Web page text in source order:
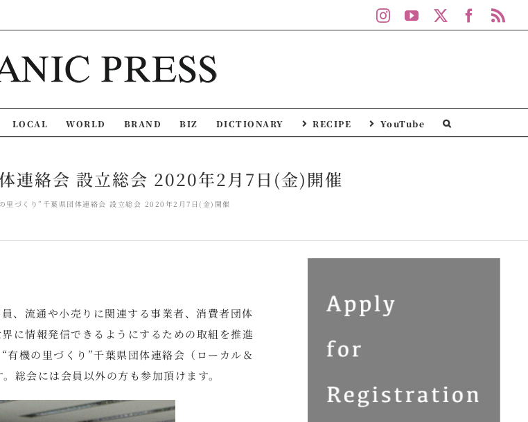
InstagramYouTube
LOCAL WORLD BRAND BIZ DICTIONARY RECIPE YouTube
連絡会 設立総会 2020年2月7日(金)開催
里づくり”千葉県団体連絡会 設立総会 2020年2月7日(金)開催
、流通や小売りに関連する事業者、消費者団体
に情報発信できるようにするための取組を推進
機の里づくり”千葉県団体連絡会（ローカル＆
総会には会員以外の方も参加頂けます。